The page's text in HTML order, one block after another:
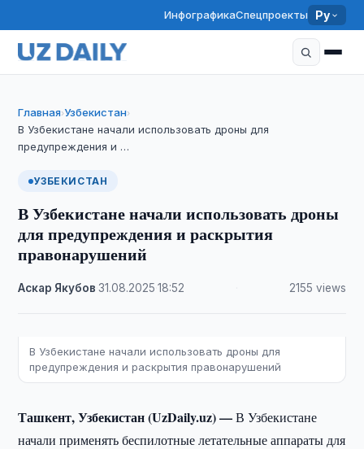
ИнфографикаСпецпроекты Ру
Главная›Узбекистан›
В Узбекистане начали использовать дроны для
предупреждения и …
УЗБЕКИСТАН
В Узбекистане начали использовать дроны
для предупреждения и раскрытия
правонарушений
Аскар Якубов ·31.08.2025 ·18:52 2155 views
В Узбекистане начали использовать дроны для
предупреждения и раскрытия правонарушений
Ташкент, Узбекистан (UzDaily.uz) —В Узбекистане
начали применять беспилотные летательные аппараты для